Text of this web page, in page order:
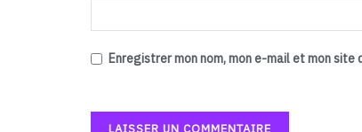
Enregistrer mon nom, mon e-mail et mon